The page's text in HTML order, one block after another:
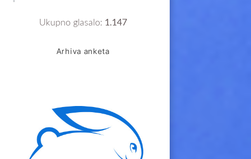
Ukupno glasalo: 1.147
Arhiva anketa